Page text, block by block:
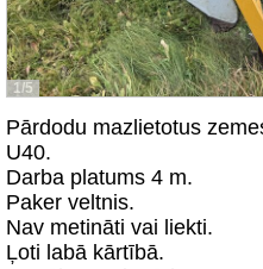
1/5
Pārdodu mazlietotus
U40.
Darba platums 4 m.
Paker veltnis.
Nav metināti vai liekti.
Ļoti labā kārtībā.